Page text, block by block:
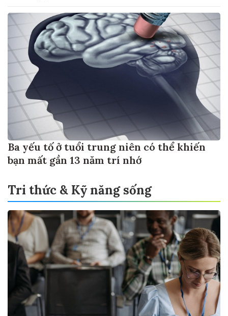
Ba yếu tố ở tuổi trung niên có thể khiến
bạn mất gần 13 năm trí nhớ
Tri thức & Kỹ năng sống